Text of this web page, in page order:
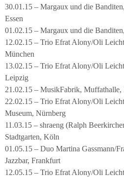
30.01.15 – Margaux und die
Essen
01.02.15 – Margaux und die
12.02.15 – Trio Efrat Alony/Oli
München
13.02.15 – Trio Efrat Alony/Oli
Leipzig
21.02.15 – MusikFabrik, Muffathalle,
22.02.15 – Trio Efrat Alony/Oli
Museum, Nürnberg
11.03.15 – shraeng (Ralph
Stadtgarten, Köln
01.05.15 – Duo Martina Gassmann/
Jazzbar, Frankfurt
12.05.15 – Trio Efrat Alony/Oli